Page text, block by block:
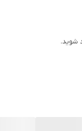
شوید.